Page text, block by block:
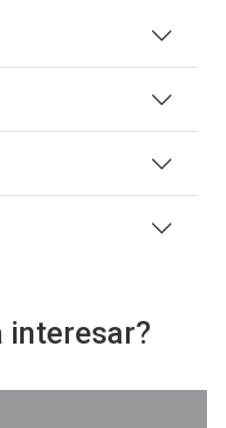
interesar?